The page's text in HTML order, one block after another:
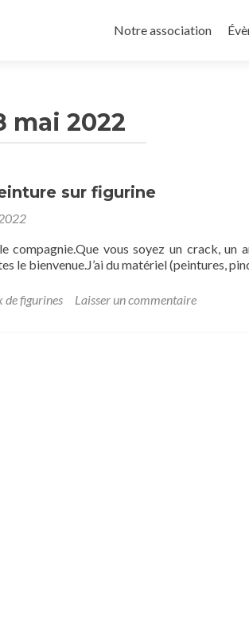
au
Notre association
mai 2022
sur figurine
compagnie.Que vous soyez un crack,
le bienvenue.J’ai du matériel (peintures,
de figurines Laisser un commentaire